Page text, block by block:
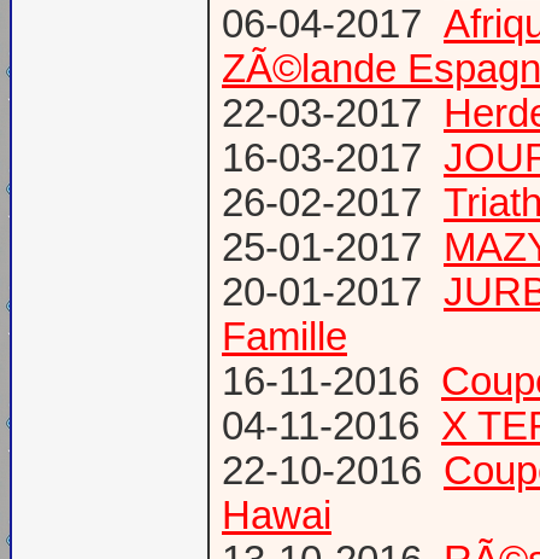
06-04-2017
ZÃ©lande
22-03-2017
16-03-2017
26-02-2017
25-01-2017
20-01-2017
Famille
16-11-2016
04-11-2016 X
22-10-2016
Hawai